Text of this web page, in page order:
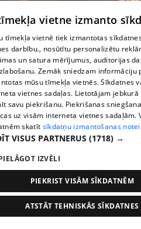
pirms 2 nedēļām, 6 dienām
Raivis Vidzis atklāj
71. epizode
pirms 2 nedēļām, 6 dienām
vietne izmanto
tīmekļa vietnē tiek izmantotas
darbību., nosūtītu personalizētu
un satura mērījumus, auditorijas
Zemāk sniedzam
mūsu tīmekļa vietnēs. Sīkdatnes
vietnes sadaļas. Lietotājam
savu piekrišanu. Piekrišanas
uz visām interneta vietnes
skatīt sīkdatņu izmantošanas
VISUS PARTNERUS (1718) →
IZVĒLI
PIEKRIST VISĀM SĪKDATNĒM
ATSTĀT TEHNISKĀS SĪKDATNES